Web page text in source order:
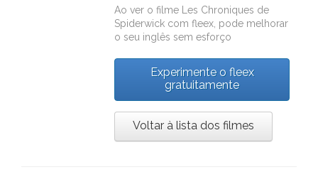
Ao ver o filme
Les Chroniques de
Spiderwick comfleex , pode melhorar
o seu inglês sem esforço
Experimente o fleex
gratuitamente
Voltar à lista dos filmes